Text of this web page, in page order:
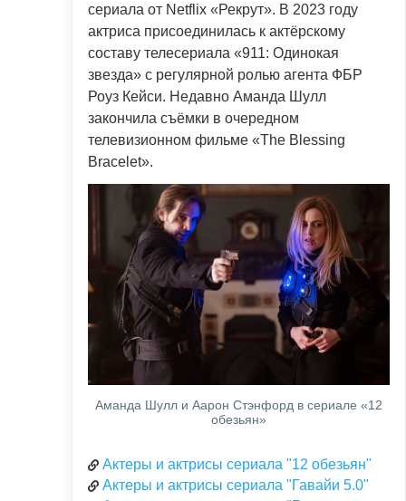
сериала от Netflix «Рекрут». В 2023 году
актриса присоединилась к актёрскому
составу телесериала «911: Одинокая
звезда» с регулярной ролью агента ФБР
Роуз Кейси. Недавно Аманда Шулл
закончила съёмки в очередном
телевизионном фильме «The Blessing
Bracelet».
Аманда Шулл и Аарон Стэнфорд в сериале «12
обезьян»
Актеры и актрисы сериала "12 обезьян"
Актеры и актрисы сериала "Гавайи 5.0"